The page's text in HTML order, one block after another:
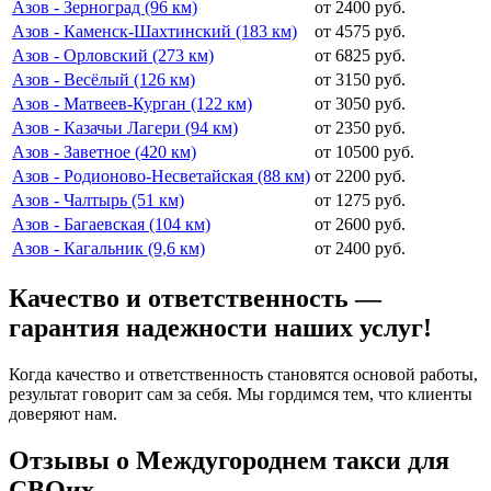
Азов - Зерноград (96 км)
от 2400 руб.
Азов - Каменск-Шахтинский (183 км)
от 4575 руб.
Азов - Орловский (273 км)
от 6825 руб.
Азов - Весёлый (126 км)
от 3150 руб.
Азов - Матвеев-Курган (122 км)
от 3050 руб.
Азов - Казачьи Лагери (94 км)
от 2350 руб.
Азов - Заветное (420 км)
от 10500 руб.
Азов - Родионово-Несветайская (88 км) от 2200 руб.
Азов - Чалтырь (51 км)
от 1275 руб.
Азов - Багаевская (104 км)
от 2600 руб.
Азов - Кагальник (9,6 км)
от 2400 руб.
Качество и ответственность —
гарантия надежности наших услуг!
Когда качество и ответственность становятся основой работы,
результат говорит сам за себя. Мы гордимся тем, что клиенты
доверяют нам.
Отзывы о Междугороднем такси для